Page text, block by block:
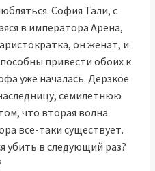
София Тали, с
в императора Арена,
он женат, и
привести обоих к
уже началась. Дерзкое
семилетнюю
что вторая волна
все-таки существует.
убить в следующий раз?